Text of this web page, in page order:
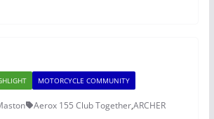
MOTORCYCLE COMMUNITY
Aerox 155 Club Together,ARCHER